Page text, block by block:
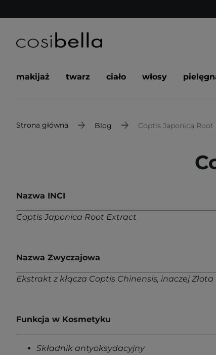
makijaż twarz ciało włosy
Strona główna Blog Coptis Japonica Root
Nazwa INCI
Coptis Japonica Root Extract
Nazwa Zwyczajowa
Ekstrakt z kłącza Coptis Chinensis, inaczej
Funkcja w Kosmetyku
Składnik antyoksydacyjny